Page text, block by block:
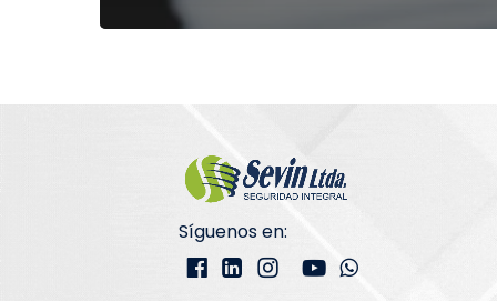
Síguenos en: